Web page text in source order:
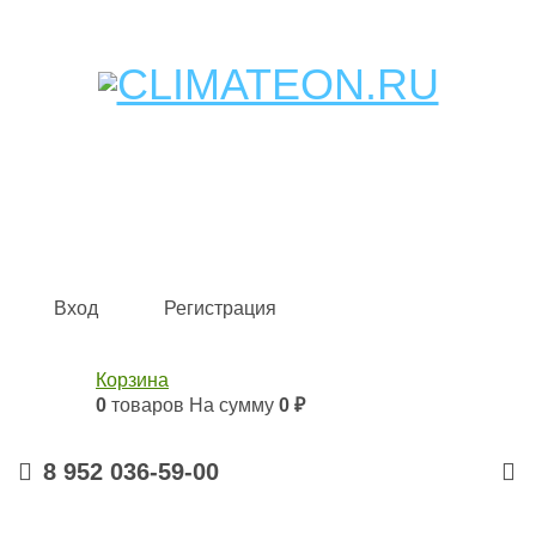
Кондиционеры и сплит-системы, газовые котлы,
Вход Регистрация
Корзина
0 товаров На сумму 0 ₽
8 952 036-59-00